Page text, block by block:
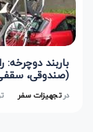
باربند
(صندوقی،
درتجهیزات سفر